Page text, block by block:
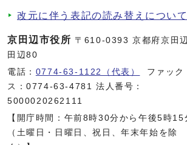
改元に伴う表記の読み替えについて
京田辺市役所 〒610-0393 京都府京田
田辺80
電話： 0774-63-1122（代表）
ファック
ス：0774-63-4781 法人番号：
5000020262111
【開庁時間：午前8時30分から午後5時15
（土曜日・日曜日、祝日、年末年始を除